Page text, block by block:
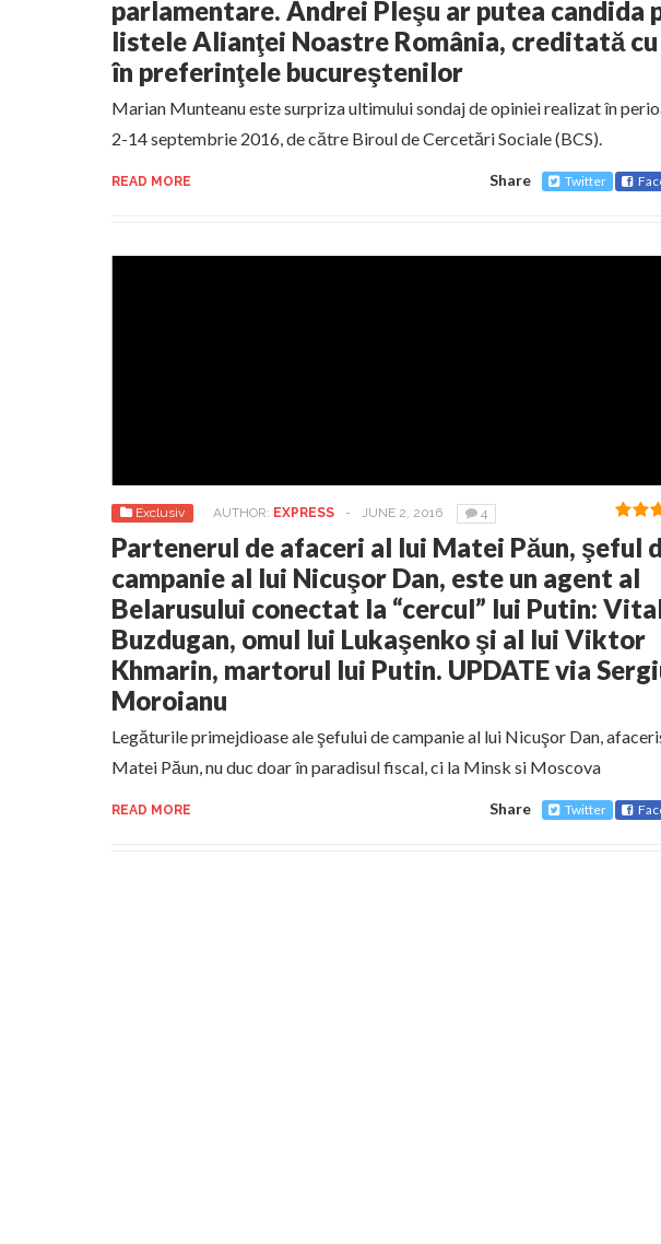
parlamentare. Andrei Pleşu ar putea candida
listele Alianţei Noastre România, creditată cu
în preferinţele bucureştenilor
Marian Munteanu este surpriza ultimului sondaj de opiniei realizat în
2-14 septembrie 2016, de către Biroul de Cercetări Sociale (BCS).
READ MORE Share Twitter
Exclusiv AUTHOR: EXPRESS - JUNE 2, 2016 4
Partenerul de afaceri al lui Matei Păun, şeful
campanie al lui Nicuşor Dan, este un agent al
Belarusului conectat la “cercul” lui Putin:
Buzdugan, omul lui Lukaşenko şi al lui Viktor
Khmarin, martorul lui Putin. UPDATE via
Moroianu
Legăturile primejdioase ale şefului de campanie al lui Nicuşor Dan,
Matei Păun, nu duc doar în paradisul fiscal, ci la Minsk si Moscova
READ MORE Share Twitter